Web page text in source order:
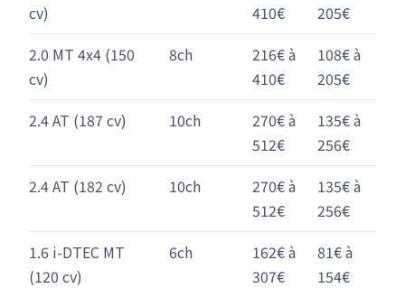
cv)
410€
205€
2.0 MT 4x4 (150
cv)
8ch
216€ à
410€
108€ à
205€
2.4 AT (187 cv)
10ch
270€ à
512€
135€ à
256€
2.4 AT (182 cv)
10ch
270€ à
512€
135€ à
256€
1.6 i-DTEC MT
(120 cv)
6ch
162€ à
307€
81€ à
154€